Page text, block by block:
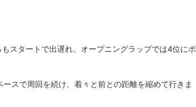
スタートで出遅れ、オープニングラップでは4位にポ
スで周回を続け、着々と前との距離を縮めて行きま